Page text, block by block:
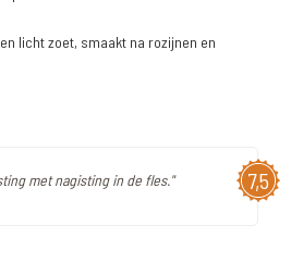
licht zoet, smaakt na rozijnen en
7,5
met nagisting in de fles."